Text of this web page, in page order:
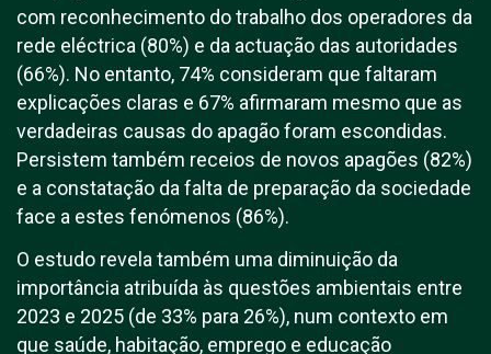
com reconhecimento do trabalho dos operadores da
rede eléctrica (80%) e da actuação das autoridades
(66%). No entanto, 74% consideram que faltaram
explicações claras e 67% afirmaram mesmo que as
verdadeiras causas do apagão foram escondidas.
Persistem também receios de novos apagões (82%)
e a constatação da falta de preparação da sociedade
face a estes fenómenos (86%).
O estudo revela também uma diminuição da
importância atribuída às questões ambientais entre
2023 e 2025 (de 33% para 26%), num contexto em
que saúde, habitação, emprego e educação